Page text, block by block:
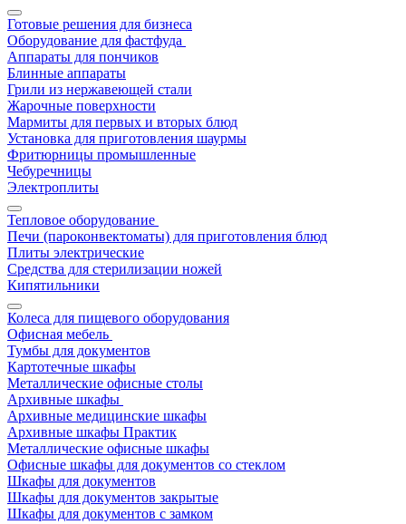
Готовые решения для бизнеса
Оборудование для фастфуда
Аппараты для пончиков
Блинные аппараты
Грили из нержавеющей стали
Жарочные поверхности
Мармиты для первых и вторых блюд
Установка для приготовления шаурмы
Фритюрницы промышленные
Чебуречницы
Электроплиты
Тепловое оборудование
Печи (пароконвектоматы) для приготовления блюд
Плиты электрические
Средства для стерилизации ножей
Кипятильники
Колеса для пищевого оборудования
Офисная мебель
Тумбы для документов
Картотечные шкафы
Металлические офисные столы
Архивные шкафы
Архивные медицинские шкафы
Архивные шкафы Практик
Металлические офисные шкафы
Офисные шкафы для документов со стеклом
Шкафы для документов
Шкафы для документов закрытые
Шкафы для документов с замком